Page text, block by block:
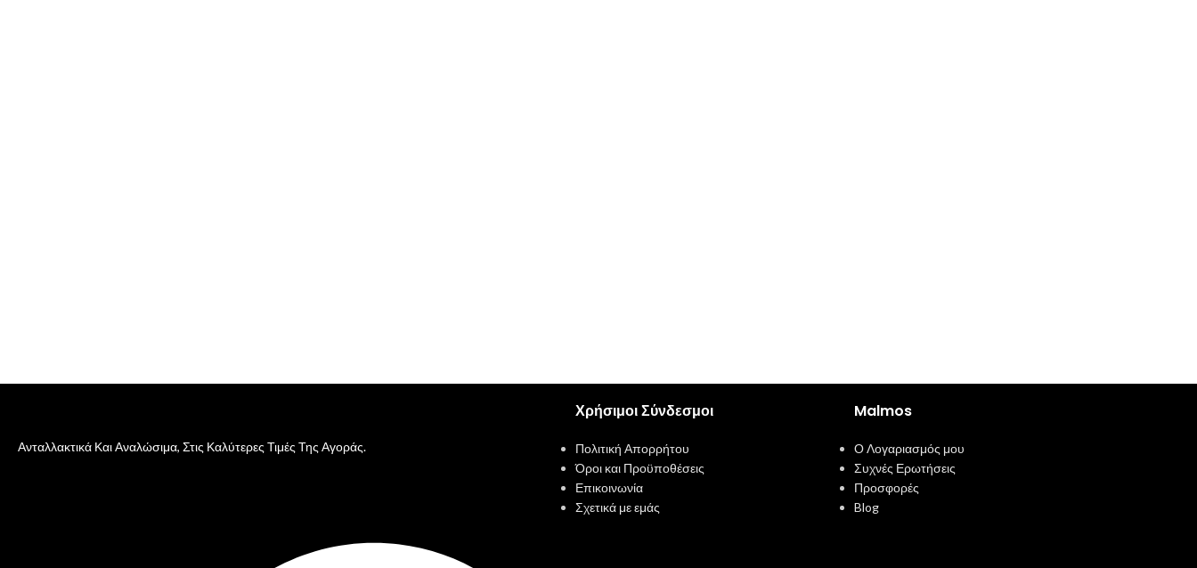
Ανταλλακτικά Και Αναλώσιμα, Στις Καλύτερες Τιμές Της Αγοράς.
Χρήσιμοι Σύνδεσμοι
Πολιτική Απορρήτου
Όροι και Προϋποθέσεις
Επικοινωνία
Σχετικά με εμάς
Malmos
Ο Λογαριασμός μου
Συχνές Ερωτήσεις
Προσφορές
Blog